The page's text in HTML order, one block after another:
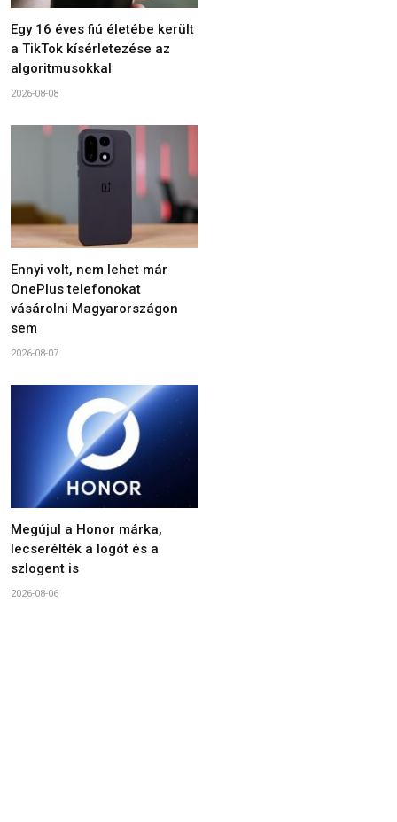
Egy 16 éves fiú életébe került
a TikTok kísérletezése az
algoritmusokkal
2026-08-08
Ennyi volt, nem lehet már
OnePlus telefonokat
vásárolni Magyarországon
sem
2026-08-07
Megújul a Honor márka,
lecserélték a logót és a
szlogent is
2026-08-06